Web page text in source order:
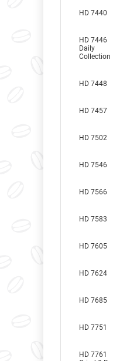
HD 7440
HD 7446
Daily
Collection
HD 7448
HD 7457
HD 7502
HD 7546
HD 7566
HD 7583
HD 7605
HD 7624
HD 7685
HD 7751
HD 7761